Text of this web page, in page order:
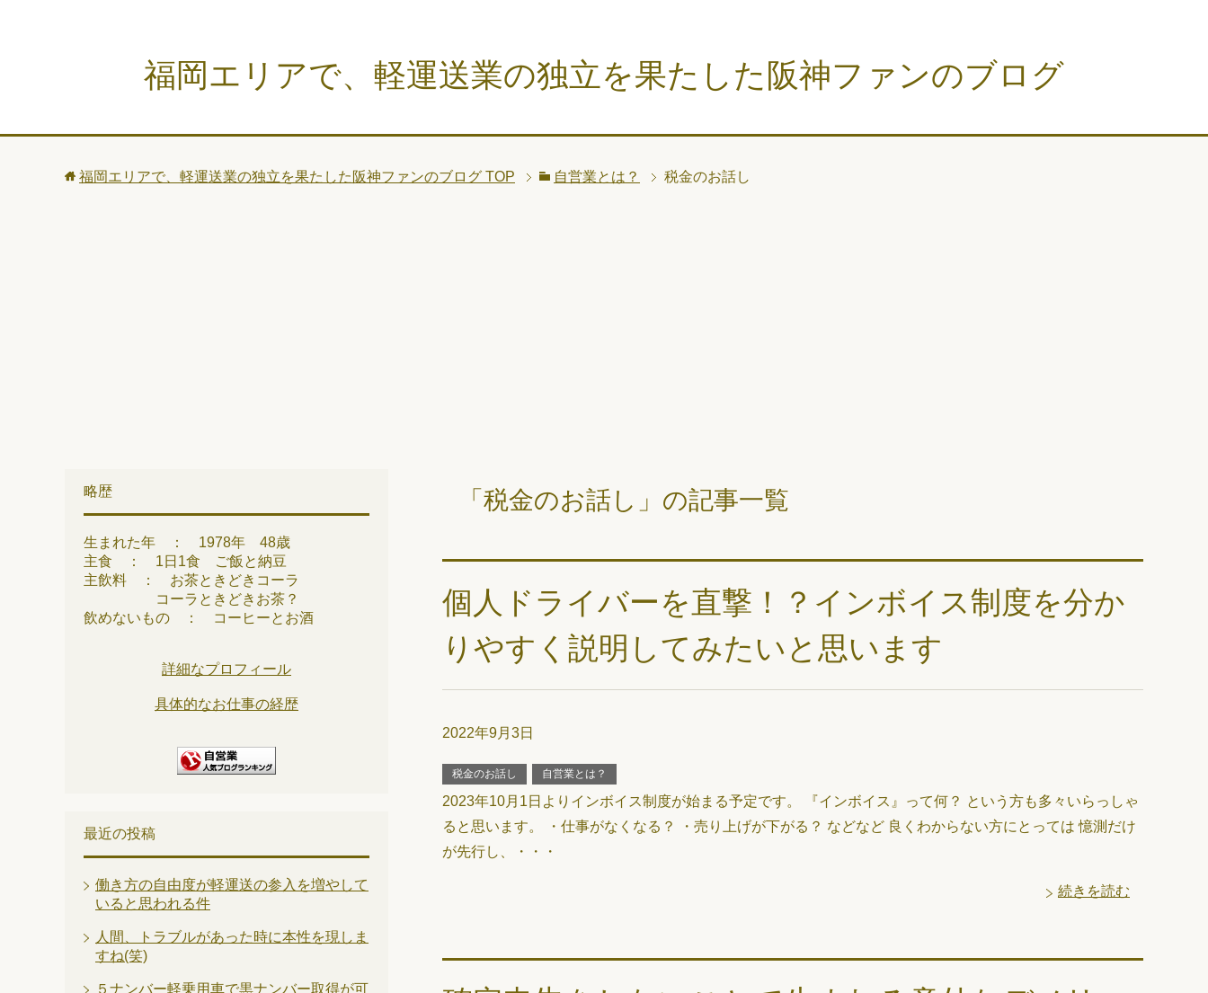
福岡エリアで、軽運送業の独立を果たした阪神ファンのブログ
福岡エリアで、軽運送業の独立を果たした阪神ファンのブログ TOP 自営業とは？ 税金のお話し
「税金のお話し」の記事一覧
個人ドライバーを直撃！？インボイス制度を分か
りやすく説明してみたいと思います
2022年9月3日
税金のお話し 自営業とは？
2023年10月1日よりインボイス制度が始まる予定です。 『インボイス』って何？ という方も多々いらっしゃ
ると思います。 ・仕事がなくなる？ ・売り上げが下がる？ などなど 良くわからない方にとっては 憶測だけ
が先行し、・・・
続きを読む
略歴
生まれた年 ： 1978年 48歳
主食 ： 1日1食 ご飯と納豆
主飲料 ： お茶ときどきコーラ
コーラときどきお茶？
飲めないもの ： コーヒーとお酒
詳細なプロフィール
具体的なお仕事の経歴
最近の投稿
働き方の自由度が軽運送の参入を増やして
いると思われる件
人間、トラブルがあった時に本性を現しま
すね(笑)
５ナンバー軽乗用車で黒ナンバー取得が可